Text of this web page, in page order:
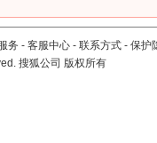
务 - 客服中心 - 联系方式 - 保护
搜狐公司 版权所有